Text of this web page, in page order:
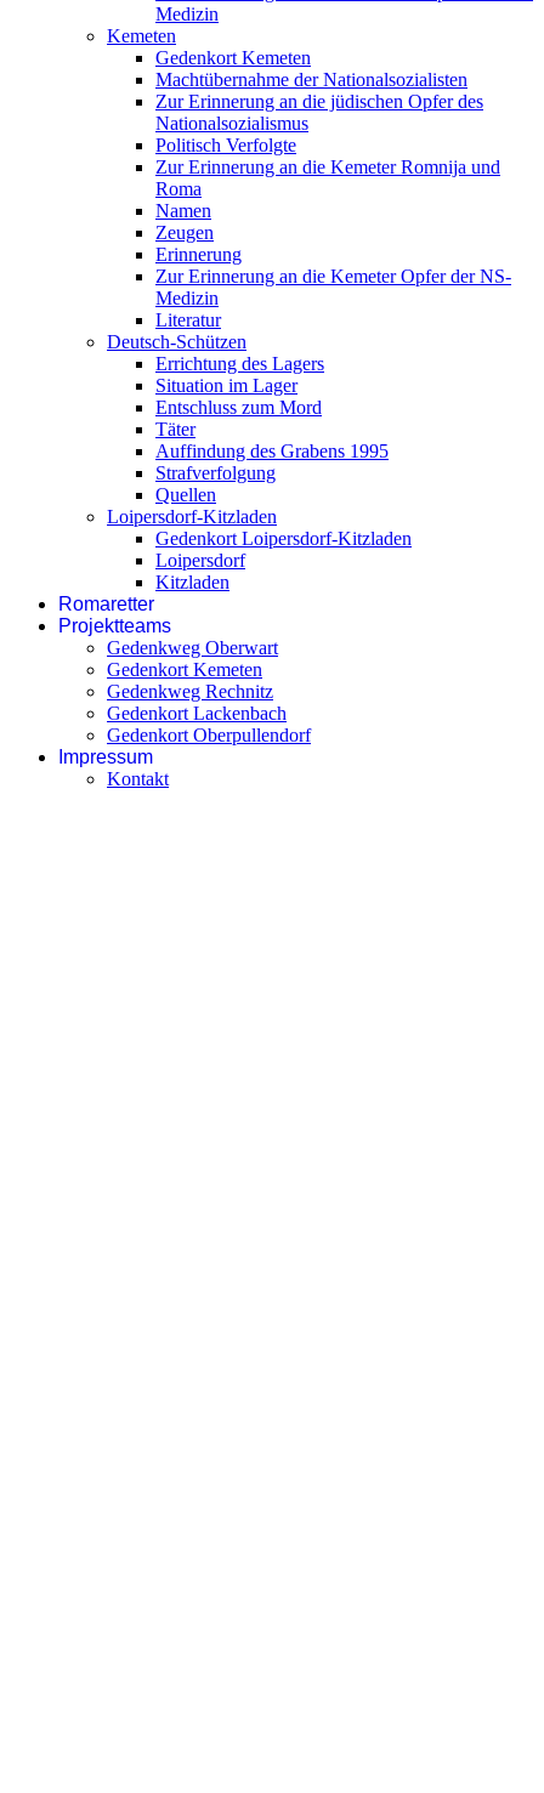
Medizin
Kemeten
Gedenkort Kemeten
Machtübernahme der Nationalsozialisten
Zur Erinnerung an die jüdischen Opfer des
Nationalsozialismus
Politisch Verfolgte
Zur Erinnerung an die Kemeter Romnija und
Roma
Namen
Zeugen
Erinnerung
Zur Erinnerung an die Kemeter Opfer der NS-
Medizin
Literatur
Deutsch-Schützen
Errichtung des Lagers
Situation im Lager
Entschluss zum Mord
Täter
Auffindung des Grabens 1995
Strafverfolgung
Quellen
Loipersdorf-Kitzladen
Gedenkort Loipersdorf-Kitzladen
Loipersdorf
Kitzladen
Romaretter
Projektteams
Gedenkweg Oberwart
Gedenkort Kemeten
Gedenkweg Rechnitz
Gedenkort Lackenbach
Gedenkort Oberpullendorf
Impressum
Kontakt